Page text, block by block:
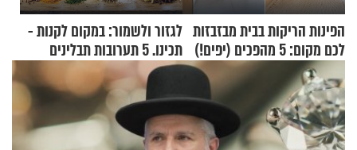
הפינות הריקות בבית מבזבזות
לכם מקום: 5 מהפכים (יפים!)
שאפשר לעשות כבר היום
לגזור ולשמור: במקום לקנות -
תכינו. 5 תערובות תבלינים
שמתאימות להכל